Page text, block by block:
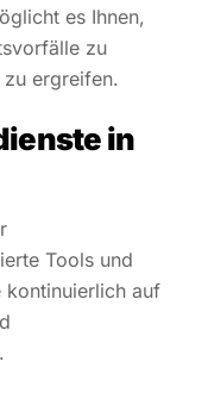
es Ihnen,
zu
zu ergreifen.
in
Tools und
kontinuierlich auf